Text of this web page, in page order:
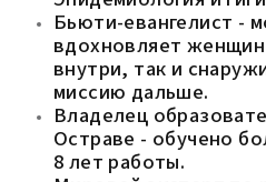
Бьюти-евангелист -
вдохновляет
внутри, так и
миссию дальше.
Владелец
Остраве - обучено
8 лет работы.